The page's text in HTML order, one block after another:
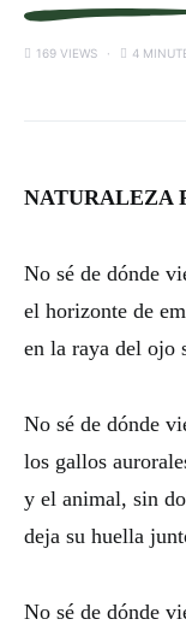
169 VIEWS 4
NATURALEZA
No sé de dónde
el horizonte de
en la raya del ojo
No sé de dónde
los gallos
y el animal, sin
deja su huella
No sé de dónde